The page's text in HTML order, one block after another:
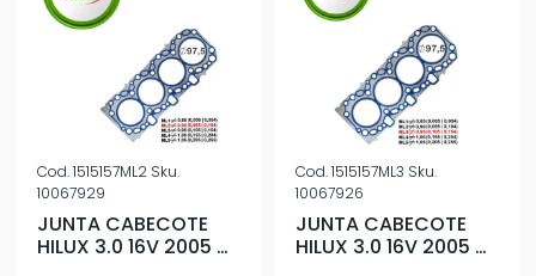
Cod.1515157ML2 Sku.
10067929
JUNTA CABECOTE
HILUX 3.0 16V 2005 A
Cod.1515157ML3 Sku.
10067926
JUNTA CABECOTE
HILUX 3.0 16V 2005 A